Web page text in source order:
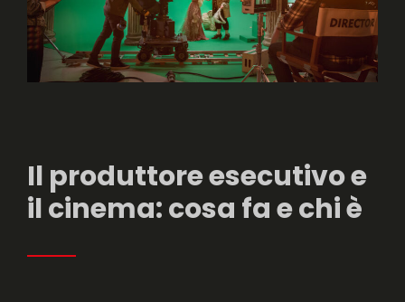
Il produttore esecutivo e
il cinema: cosa fa e chi è